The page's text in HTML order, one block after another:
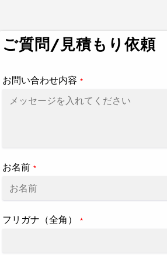
ト
に
を
追
ご質問/見積もり依頼
お問い合わせ内容 *
お名前 *
フリガナ（全角） *